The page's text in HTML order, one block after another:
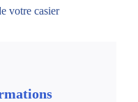
votre casier